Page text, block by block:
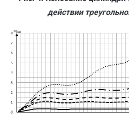
действии